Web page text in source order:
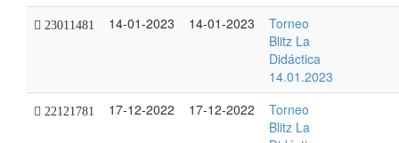
23011481 14-01-2023 14-01-2023
Torneo
Blitz La
Didáctica
14.01.2023
22121781 17-12-2022 17-12-2022
Torneo
Blitz La